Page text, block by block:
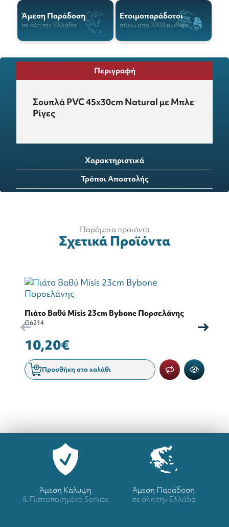
Άμεση Παράδοση
σε όλη την Ελλάδα
Ετοιμοπαράδοτοι
πάνω απο 2000 κωδικοί
Περιγραφή
Σουπλά PVC 45x30cm Natural με Μπλε
Ρίγες
Χαρακτηριστικά
Τρόποι Αποστολής
Παρόμοια προιόντα
Σχετικά Προϊόντα
Πιάτο Βαθύ Misis 23cm Bybone Πορσελάνης
G6214
10,20€
Προσθήκη στο καλάθι
Άμεση Κάλυψη
& Πιστοποιημένο Service
Άμεση Παράδοση
σε όλη την Ελλάδα